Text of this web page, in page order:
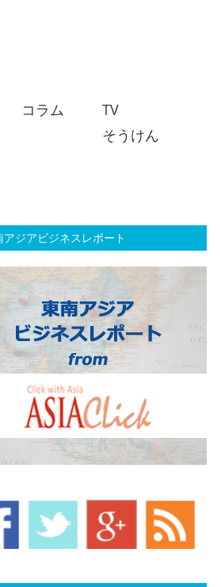
コラム
TV
そうけん
アジアビジネスレポート